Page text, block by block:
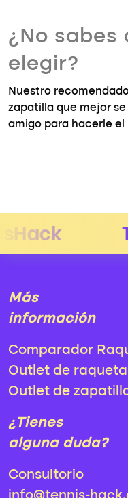
¿No sabes
elegir?
Nuestro
zapatilla que mejor
amigo para hacerle el
Más
información
Comparador
Outlet de
Outlet de
¿Tienes
alguna duda?
Consultorio